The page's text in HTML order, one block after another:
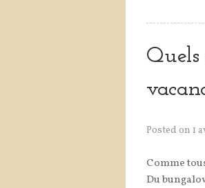
Posted on 1
Comme
Du